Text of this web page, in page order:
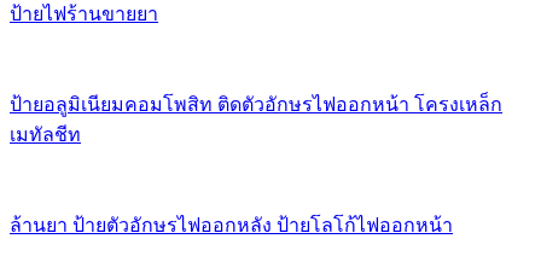
ป้ายไฟร้านขายยา
ป้ายอลูมิเนียมคอมโพสิท ติดตัวอักษรไฟออกหน้า โครงเหล็ก
เมทัลชีท
ล้านยา ป้ายตัวอักษรไฟออกหลัง ป้ายโลโก้ไฟออกหน้า